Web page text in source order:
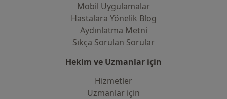
Mobil Uygulamalar
Hastalara Yönelik Blog
Aydınlatma Metni
Sıkça Sorulan Sorular
Hekim ve Uzmanlar için
Hizmetler
Uzmanlar için